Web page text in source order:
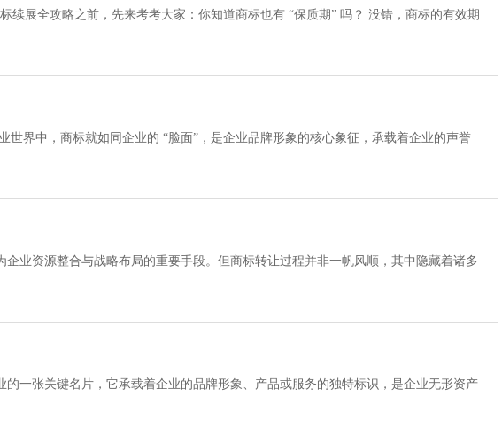
续展全攻略之前，先来考考大家：你知道商标也有 “保质期” 吗？ 没错，商标的有效期
世界中，商标就如同企业的 “脸面”，是企业品牌形象的核心象征，承载着企业的声誉
业资源整合与战略布局的重要手段。但商标转让过程并非一帆风顺，其中隐藏着诸多
一张关键名片，它承载着企业的品牌形象、产品或服务的独特标识，是企业无形资产